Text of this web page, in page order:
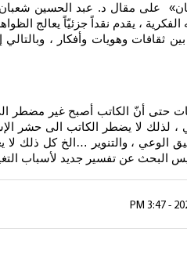
مقال د. عبد الحسين شعبان
، يقدم نقداً جزئيّاً يعالج
ثقافات وهويات وأفكار ،
أنّ الكاتب أصبح غير مضطر الى
، لذلك لا يضطر الكاتب الى حشر
الوعي ، والتنوير …الخ كل ذلك
عن تفسير جديد لأسباب